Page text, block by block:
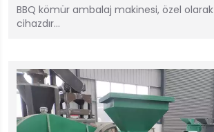
BBQ kömür ambalaj makinesi, özel
cihazdır…